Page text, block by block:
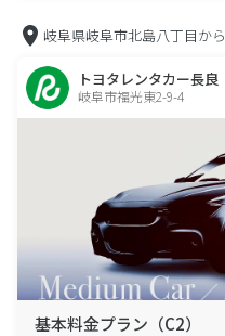
岐阜県岐阜市北島八丁目から
トヨタレンタカー長良
岐阜市福光東2-9-4
基本料金プラン（C2）